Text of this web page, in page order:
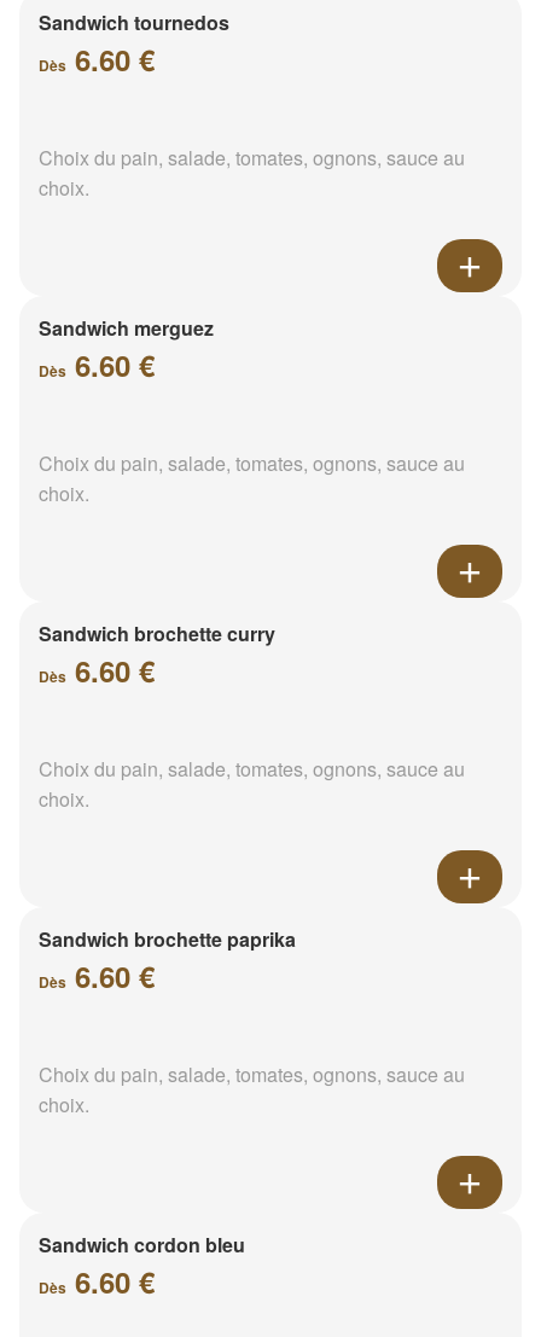
Sandwich tournedos
Dès 6.60 €
Choix du pain, salade, tomates, ognons, sauce au
choix.
Sandwich merguez
Dès 6.60 €
Choix du pain, salade, tomates, ognons, sauce au
choix.
Sandwich brochette curry
Dès 6.60 €
Choix du pain, salade, tomates, ognons, sauce au
choix.
Sandwich brochette paprika
Dès 6.60 €
Choix du pain, salade, tomates, ognons, sauce au
choix.
Sandwich cordon bleu
Dès 6.60 €